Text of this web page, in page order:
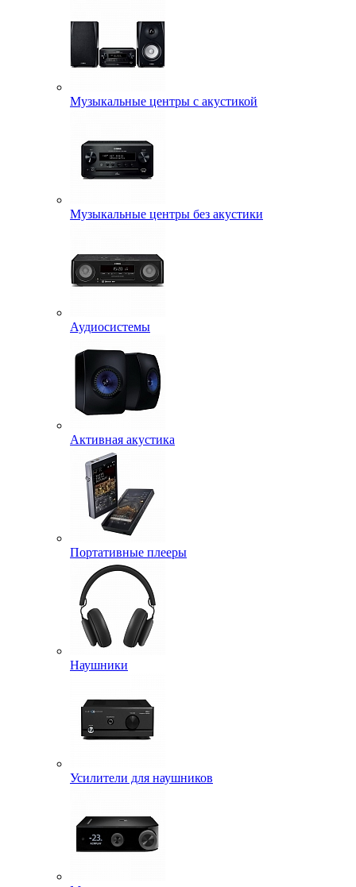
Музыкальные центры с акустикой
Музыкальные центры без акустики
Аудиосистемы
Активная акустика
Портативные плееры
Наушники
Усилители для наушников